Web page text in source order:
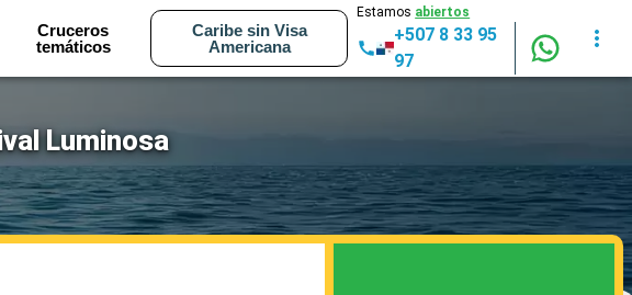
Cruceros
temáticos
Caribe sin Visa
Americana
Estamos abiertos
+507 8 33 95
97
Luminosa